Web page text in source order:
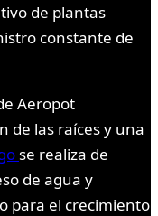
de plantas
constante de
Aeropot
de las raíces y una
se realiza de
de agua y
para el crecimiento